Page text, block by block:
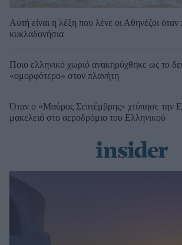
Αυτή είναι η λέξη που λένε οι Αθηνέζοι όταν
κυκλαδονήσια
Ποιο ελληνικό χωριό ανακηρύχθηκε ως το
«ομορφότερο» στον πλανήτη
Όταν ο «Μαύρος Σεπτέμβρης» χτύπησε την
μακελειό στο αεροδρόμιο του Ελληνικού